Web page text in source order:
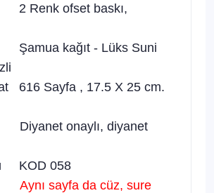
ofset baskı,
Şamua kağıt - Lüks Suni
616 Sayfa , 17.5 X 25 cm.
onaylı, diyanet
KOD 058
Aynı sayfa da cüz, sure